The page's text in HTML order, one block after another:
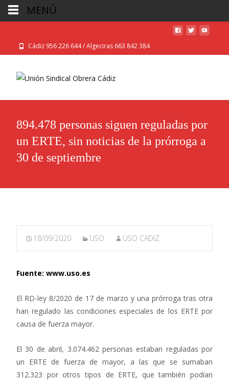
Cádiz 956 226 644 / Algeciras 663 842 384
894.478 personas siguen reguladas por
un ERTE, sin noticias de la prórroga a
30 de septiembre
18/09/2020 USO USO CADIZ
Fuente: www.uso.es
El RD-ley 8/2020 de 17 de marzo y una prórroga tras otra
han regulado las condiciones especiales de los ERTE por
causa de fuerza mayor.
El 30 de abril, 3.074.462 personas estaban reguladas por
un ERTE de fuerza de mayor, a las que se sumaban
312.323 por otros tipos de ERTE, que también podían
MENÚ